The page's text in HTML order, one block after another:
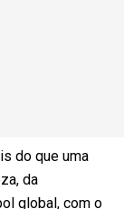
do que uma
da
global, com o